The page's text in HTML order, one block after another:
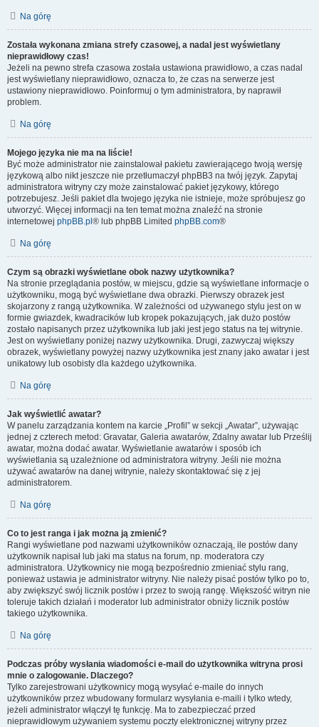
Na górę
Została wykonana zmiana strefy czasowej, a nadal jest wyświetlany
nieprawidłowy czas!
Jeżeli na pewno strefa czasowa została ustawiona prawidłowo, a czas nadal
jest wyświetlany nieprawidłowo, oznacza to, że czas na serwerze jest
ustawiony nieprawidłowo. Poinformuj o tym administratora, by naprawił
problem.
Na górę
Mojego języka nie ma na liście!
Być może administrator nie zainstalował pakietu zawierającego twoją wersję
językową albo nikt jeszcze nie przetłumaczył phpBB3 na twój język. Zapytaj
administratora witryny czy może zainstalować pakiet językowy, którego
potrzebujesz. Jeśli pakiet dla twojego języka nie istnieje, może spróbujesz go
utworzyć. Więcej informacji na ten temat można znaleźć na stronie
internetowej phpBB.pl ® lub phpBB Limited phpBB.com®
Na górę
Czym są obrazki wyświetlane obok nazwy użytkownika?
Na stronie przeglądania postów, w miejscu, gdzie są wyświetlane informacje o
użytkowniku, mogą być wyświetlane dwa obrazki. Pierwszy obrazek jest
skojarzony z rangą użytkownika. W zależności od używanego stylu jest on w
formie gwiazdek, kwadracików lub kropek pokazujących, jak dużo postów
zostało napisanych przez użytkownika lub jaki jest jego status na tej witrynie.
Jest on wyświetlany poniżej nazwy użytkownika. Drugi, zazwyczaj większy
obrazek, wyświetlany powyżej nazwy użytkownika jest znany jako awatar i jest
unikatowy lub osobisty dla każdego użytkownika.
Na górę
Jak wyświetlić awatar?
W panelu zarządzania kontem na karcie „Profil” w sekcji „Awatar”, używając
jednej z czterech metod: Gravatar, Galeria awatarów, Zdalny awatar lub Prześlij
awatar, można dodać awatar. Wyświetlanie awatarów i sposób ich
wyświetlania są uzależnione od administratora witryny. Jeśli nie można
używać awatarów na danej witrynie, należy skontaktować się z jej
administratorem.
Na górę
Co to jest ranga i jak można ją zmienić?
Rangi wyświetlane pod nazwami użytkowników oznaczają, ile postów dany
użytkownik napisał lub jaki ma status na forum, np. moderatora czy
administratora. Użytkownicy nie mogą bezpośrednio zmieniać stylu rang,
ponieważ ustawia je administrator witryny. Nie należy pisać postów tylko po to,
aby zwiększyć swój licznik postów i przez to swoją rangę. Większość witryn nie
toleruje takich działań i moderator lub administrator obniży licznik postów
takiego użytkownika.
Na górę
Podczas próby wysłania wiadomości e-mail do użytkownika witryna prosi
mnie o zalogowanie. Dlaczego?
Tylko zarejestrowani użytkownicy mogą wysyłać e-maile do innych
użytkowników przez wbudowany formularz wysyłania e-maili i tylko wtedy,
jeżeli administrator włączył tę funkcję. Ma to zabezpieczać przed
nieprawidłowym używaniem systemu poczty elektronicznej witryny przez